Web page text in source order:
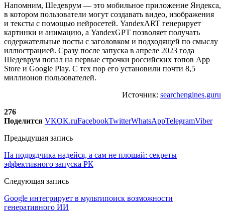
Напомним, Шедеврум — это мобильное приложение Яндекса,
в котором пользователи могут создавать видео, изображения
и тексты с помощью нейросетей. YandexART генерирует
картинки и анимацию, а YandexGPT позволяет получать
содержательные посты с заголовком и подходящей по смыслу
иллюстрацией. Сразу после запуска в апреле 2023 года
Шедеврум попал на первые строчки российских топов App
Store и Google Play. C тех пор его установили почти 8,5
миллионов пользователей.
Источник: searchengines.guru
276
Поделится VKOK.ruFacebookTwitterWhatsAppTelegramViber
Предыдущая запись
На подрядчика надейся, а сам не плошай: секреты
эффективного запуска РК
Следующая запись
Google интегрирует в мультипоиск возможности
генеративного ИИ